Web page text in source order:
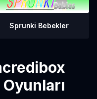
Sprunki Bebekler